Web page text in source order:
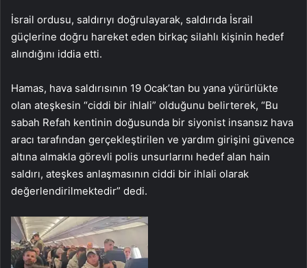
İsrail ordusu, saldırıyı doğrulayarak, saldırıda İsrail
güçlerine doğru hareket eden birkaç silahlı kişinin hedef
alındığını iddia etti.
Hamas, hava saldırısının 19 Ocak’tan bu yana yürürlükte
olan ateşkesin “ciddi bir ihlali” olduğunu belirterek, “Bu
sabah Refah kentinin doğusunda bir siyonist insansız hava
aracı tarafından gerçekleştirilen ve yardım girişini güvence
altına almakla görevli polis unsurlarını hedef alan hain
saldırı, ateşkes anlaşmasının ciddi bir ihlali olarak
değerlendirilmektedir” dedi.